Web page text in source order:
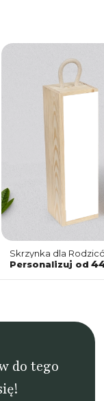
Skrzynka dla
Akwarelowe Wianki
Personalizuj od
do tego